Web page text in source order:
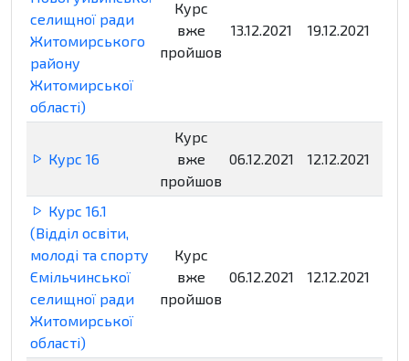
селищної ради
Житомирського
району
Житомирської
області)
Курс
вже
пройшов
13.12.2021 19.12.2021
Курс 16
Курс
вже
пройшов
06.12.2021 12.12.2021
Курс 16.1
(Відділ освіти,
молоді та спорту
Ємільчинської
селищної ради
Житомирської
області)
Курс
вже
пройшов
06.12.2021 12.12.2021